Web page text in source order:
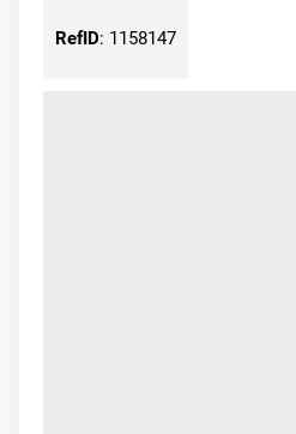
RefID: 1158147